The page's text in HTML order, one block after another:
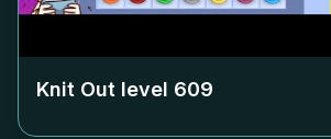
Knit Out level 609